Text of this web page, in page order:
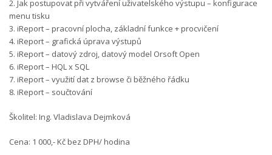
2. Jak postupovat při vytváření uživatelského výstupu – konfigurace
menu tisku
3. iReport – pracovní plocha, základní funkce + procvičení
4. iReport – grafická úprava výstupů
5. iReport – datový zdroj, datový model Orsoft Open
6. iReport – HQL x SQL
7. iReport – využití dat z browse či běžného řádku
8. iReport – součtování
Školitel: Ing. Vladislava Dejmková
Cena: 1 000,- Kč bez DPH/ hodina